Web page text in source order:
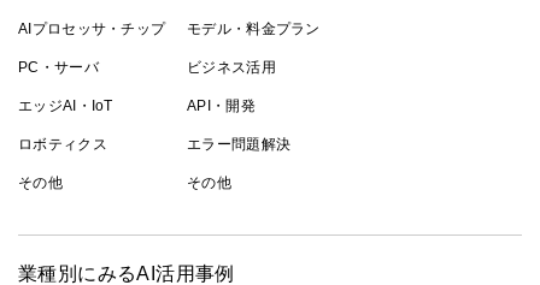
AIプロセッサ・チップ
PC・サーバ
エッジAI・IoT
ロボティクス
その他
モデル・料金プラン
ビジネス活用
API・開発
エラー問題解決
その他
業種別にみるAI活用事例